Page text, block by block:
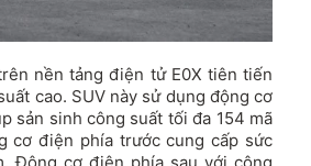
nền tảng điện tử E0X tiên tiến
cao. SUV này sử dụng động cơ
sản sinh công suất tối đa 154 mã
cơ điện phía trước cung cấp sức